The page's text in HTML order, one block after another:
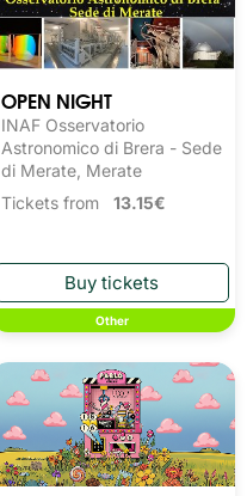
OPEN NIGHT
INAF Osservatorio
Astronomico di Brera - Sede
di Merate, Merate
Tickets from 13.15€
Other